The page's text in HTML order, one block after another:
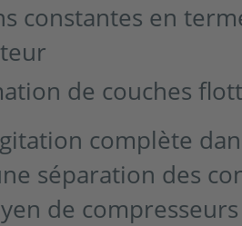
constantes en
de couches
complète
séparation des
de